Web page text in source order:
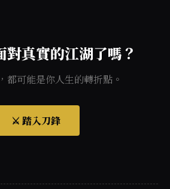
對真實的江湖了嗎？
都可能是你人生的轉折點。
⚔️ 踏入刀鋒